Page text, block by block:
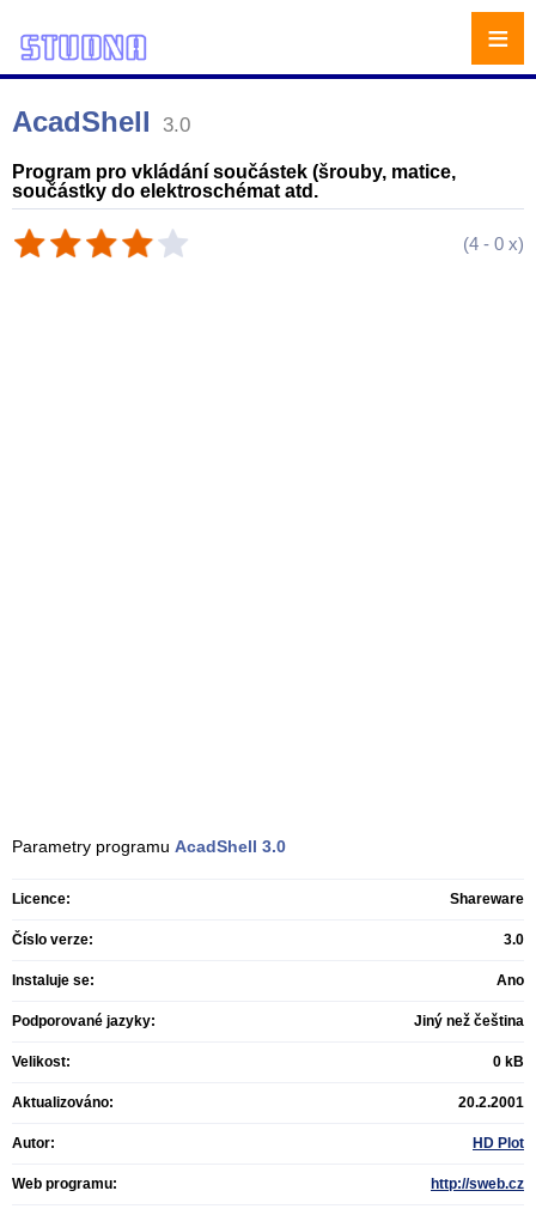
AcadShell 3.0
Program pro vkládání součástek (šrouby, matice,
součástky do elektroschémat atd.
(4 - 0 x)
Parametry programu AcadShell 3.0
Licence: Shareware
Číslo verze: 3.0
Instaluje se: Ano
Podporované jazyky: Jiný než čeština
Velikost: 0 kB
Aktualizováno: 20.2.2001
Autor: HD Plot
Web programu: http://sweb.cz
≡